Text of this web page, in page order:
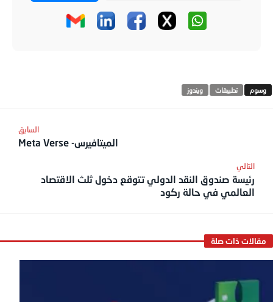
تطبيقات ويندوز
الميتافيرس- Meta Verse
رئيسة صندوق النقد الدولي تتوقع دخول ثلث الاقتصاد
العالمي في حالة ركود